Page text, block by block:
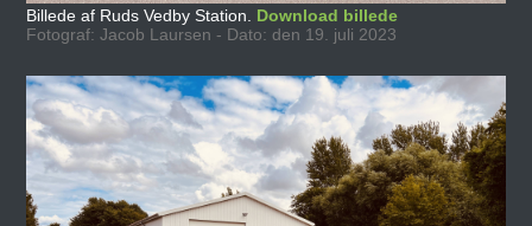
Billede af Ruds Vedby Station. Download billede
Fotograf: Jacob Laursen - Dato: den 19. juli 2023